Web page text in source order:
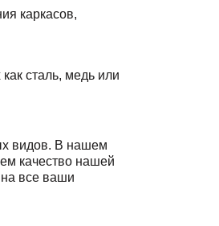
каркасов,
сталь, медь или
видов. В нашем
качество нашей
все ваши